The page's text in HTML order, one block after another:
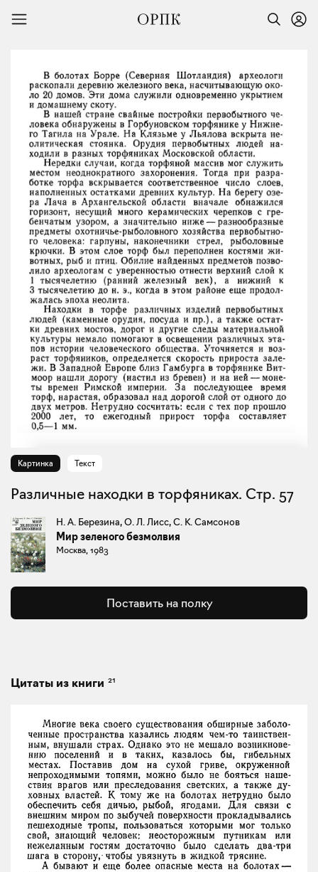
Картинка Текст
Различные находки в торфяниках. Стр. 57
Н. А. Березина, О. Л. Лисс, С. К. Самсонов
Мир зеленого безмолвия
Москва, 1983
Поставить на полку
Цитаты из книги 21